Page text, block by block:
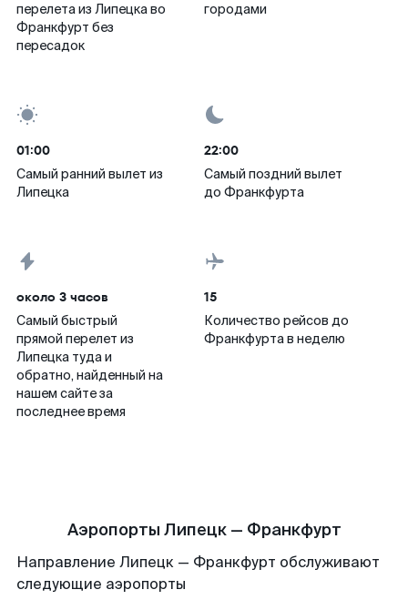
перелета из Липецка во
Франкфурт без
пересадок
городами
01:00
Самый ранний вылет из
Липецка
22:00
Самый поздний вылет
до Франкфурта
около 3 часов
Самый быстрый
прямой перелет из
Липецка туда и
обратно, найденный на
нашем сайте за
последнее время
15
Количество рейсов до
Франкфурта в неделю
Аэропорты Липецк — Франкфурт
Направление Липецк — Франкфурт обслуживают
следующие аэропорты